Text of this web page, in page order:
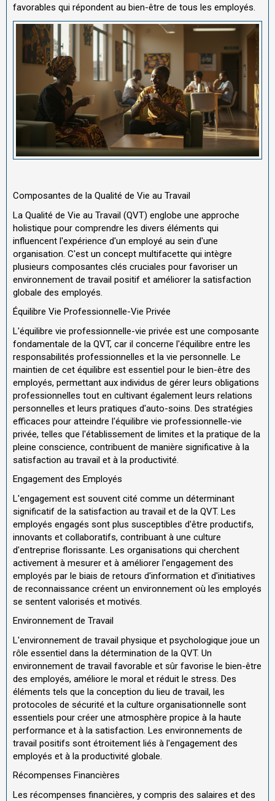
favorables qui répondent au bien-être de tous les employés.
Composantes de la Qualité de Vie au Travail
La Qualité de Vie au Travail (QVT) englobe une approche
holistique pour comprendre les divers éléments qui
influencent l'expérience d'un employé au sein d'une
organisation. C'est un concept multifacette qui intègre
plusieurs composantes clés cruciales pour favoriser un
environnement de travail positif et améliorer la satisfaction
globale des employés.
Équilibre Vie Professionnelle-Vie Privée
L'équilibre vie professionnelle-vie privée est une composante
fondamentale de la QVT, car il concerne l'équilibre entre les
responsabilités professionnelles et la vie personnelle. Le
maintien de cet équilibre est essentiel pour le bien-être des
employés, permettant aux individus de gérer leurs obligations
professionnelles tout en cultivant également leurs relations
personnelles et leurs pratiques d'auto-soins. Des stratégies
efficaces pour atteindre l'équilibre vie professionnelle-vie
privée, telles que l'établissement de limites et la pratique de la
pleine conscience, contribuent de manière significative à la
satisfaction au travail et à la productivité.
Engagement des Employés
L'engagement est souvent cité comme un déterminant
significatif de la satisfaction au travail et de la QVT. Les
employés engagés sont plus susceptibles d'être productifs,
innovants et collaboratifs, contribuant à une culture
d'entreprise florissante. Les organisations qui cherchent
activement à mesurer et à améliorer l'engagement des
employés par le biais de retours d'information et d'initiatives
de reconnaissance créent un environnement où les employés
se sentent valorisés et motivés.
Environnement de Travail
L'environnement de travail physique et psychologique joue un
rôle essentiel dans la détermination de la QVT. Un
environnement de travail favorable et sûr favorise le bien-être
des employés, améliore le moral et réduit le stress. Des
éléments tels que la conception du lieu de travail, les
protocoles de sécurité et la culture organisationnelle sont
essentiels pour créer une atmosphère propice à la haute
performance et à la satisfaction. Les environnements de
travail positifs sont étroitement liés à l'engagement des
employés et à la productivité globale.
Récompenses Financières
Les récompenses financières, y compris des salaires et des